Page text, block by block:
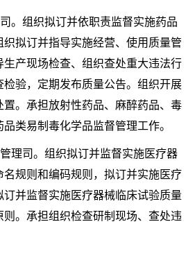
。组织拟订并依职责监督实施药品
拟订并指导实施经营、使用质量管
产现场检查、组织查处重大违法行
检验，定期发布质量公告。组织开展
置。承担放射性药品、麻醉药品、毒
类易制毒化学品监督管理工作。
理司。组织拟订并监督实施医疗器
规则和编码规则，拟订并实施医疗
并监督实施医疗器械临床试验质量
。承担组织检查研制现场、查处违